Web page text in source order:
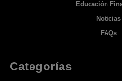
Educación
Noticias
FAQs
Categorías